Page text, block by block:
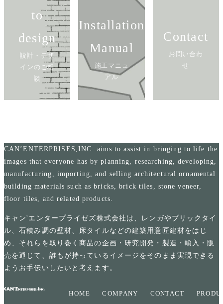
to
design
設計・デザ
インのご相
談
Installation
Manual
施工マニュ
アル
Contact
お問い合わ
せ
CAN’ENTERPRISES,INC. aims to assist in bringing to life the
images that everyone has by planning, researching, developing,
manufacturing, importing, and selling architectural ornamental
building materials such as bricks, brick tiles, stone veneer,
floor tiles, and related products.
キャン'エンタープライゼズ株式会社は、レンガやブリックタイ
ル、石積み調の壁材、床タイルなどの建築用意匠建材をはじ
め、それらを取り巻く商品の企画・研究開発・製造・輸入・販
売を通じて、誰もが持っているイメージをそのまま実現できる
ようお手伝いしたいと考えます。
HOME COMPANY CONTACT